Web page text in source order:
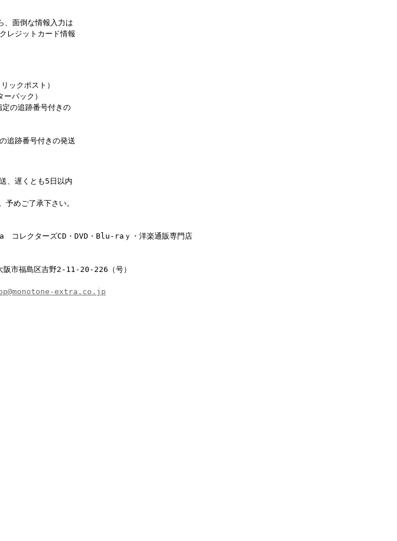
、面倒な情報入力は
レジットカード情報
クポスト）
パック）
の追跡番号付きの
追跡番号付きの発送
、遅くとも5日以内
めご了承下さい。
レクターズCD・DVD・Blu-raｙ・洋楽通販専門店
市福島区吉野2-11-20-226（号）
extra.co.jp